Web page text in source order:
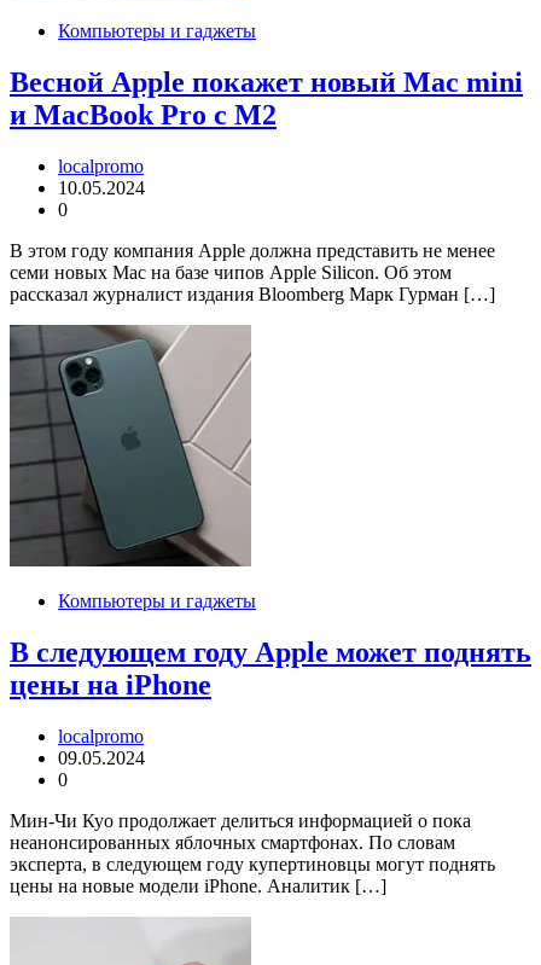
Компьютеры и гаджеты
Весной Apple покажет новый Mac mini
и MacBook Pro с M2
localpromo
10.05.2024
0
В этом году компания Apple должна представить не менее
семи новых Mac на базе чипов Apple Silicon. Об этом
рассказал журналист издания Bloomberg Марк Гурман […]
Компьютеры и гаджеты
В следующем году Apple может поднять
цены на iPhone
localpromo
09.05.2024
0
Мин-Чи Куо продолжает делиться информацией о пока
неанонсированных яблочных смартфонах. По словам
эксперта, в следующем году купертиновцы могут поднять
цены на новые модели iPhone. Аналитик […]